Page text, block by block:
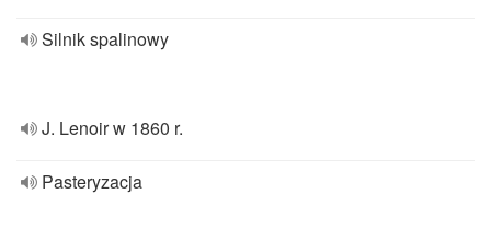
Silnik spalinowy
J. Lenoir w 1860 r.
Pasteryzacja